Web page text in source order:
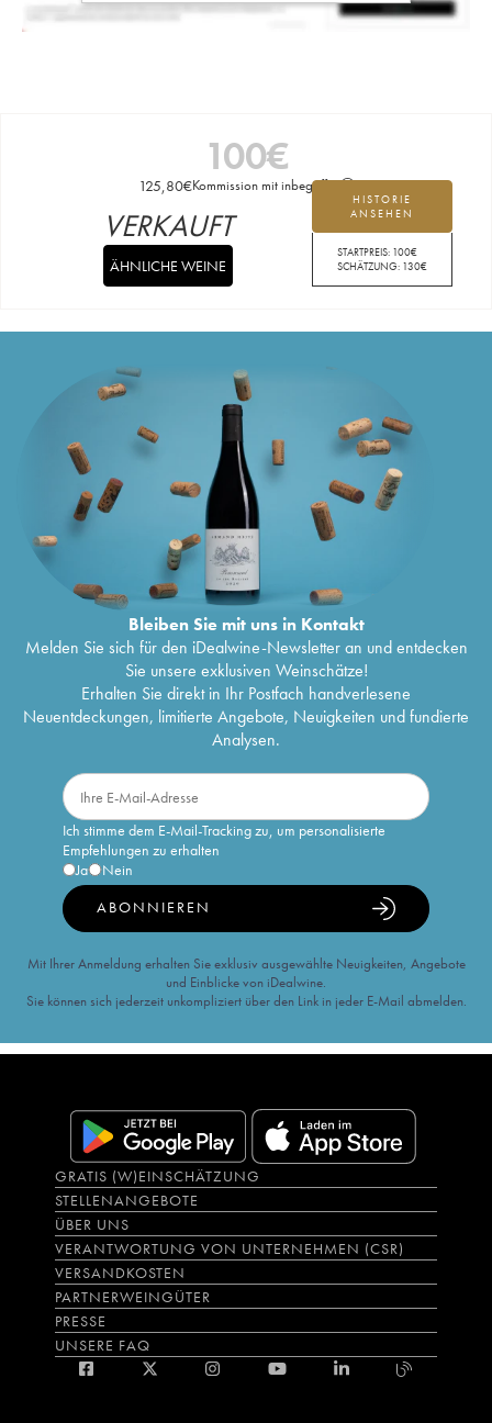
100€
125,80€Kommission mit inbegriffen
HISTORIE
ANSEHEN
STARTPREIS: 100€
SCHÄTZUNG: 130€
VERKAUFT
ÄHNLICHE WEINE
Bleiben Sie mit uns in Kontakt
Melden Sie sich für den iDealwine-Newsletter an und entdecken
Sie unsere exklusiven Weinschätze!
Erhalten Sie direkt in Ihr Postfach handverlesene
Neuentdeckungen, limitierte Angebote, Neuigkeiten und fundierte
Analysen.
Ich stimme dem E-Mail-Tracking zu, um personalisierte
Empfehlungen zu erhalten
Ja
Nein
ABONNIEREN
Mit Ihrer Anmeldung erhalten Sie exklusiv ausgewählte Neuigkeiten, Angebote
und Einblicke von iDealwine.
Sie können sich jederzeit unkompliziert über den Link in jeder E-Mail abmelden.
GRATIS (W)EINSCHÄTZUNG
STELLENANGEBOTE
ÜBER UNS
VERANTWORTUNG VON UNTERNEHMEN (CSR)
VERSANDKOSTEN
PARTNERWEINGÜTER
PRESSE
UNSERE FAQ